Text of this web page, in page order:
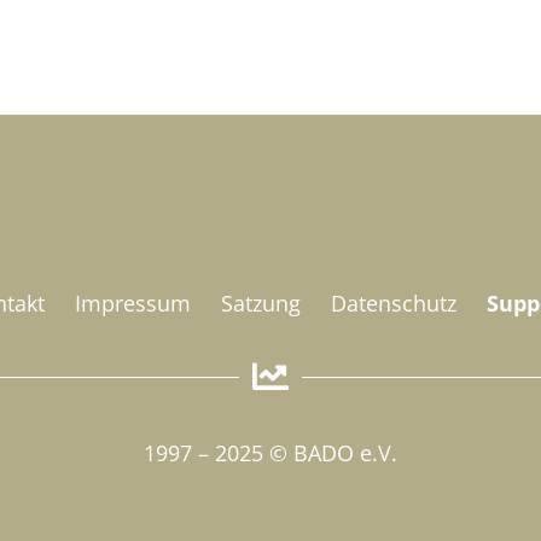
Impressum Satzung Datenschutz
1997 – 2025 © BADO e.V.